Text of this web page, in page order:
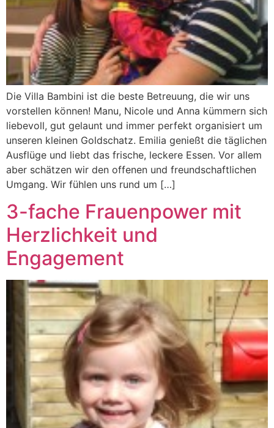
Die Villa Bambini ist die beste Betreuung, die wir uns
vorstellen können! Manu, Nicole und Anna kümmern sich
liebevoll, gut gelaunt und immer perfekt organisiert um
unseren kleinen Goldschatz. Emilia genießt die täglichen
Ausflüge und liebt das frische, leckere Essen. Vor allem
aber schätzen wir den offenen und freundschaftlichen
Umgang. Wir fühlen uns rund um […]
3-fache Frauenpower mit
Herzlichkeit und
Engagement